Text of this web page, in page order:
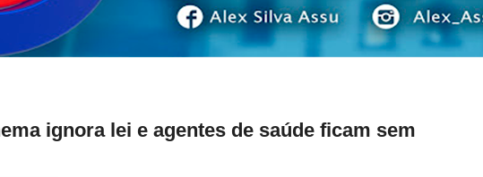
ignora lei e agentes de saúde ficam sem